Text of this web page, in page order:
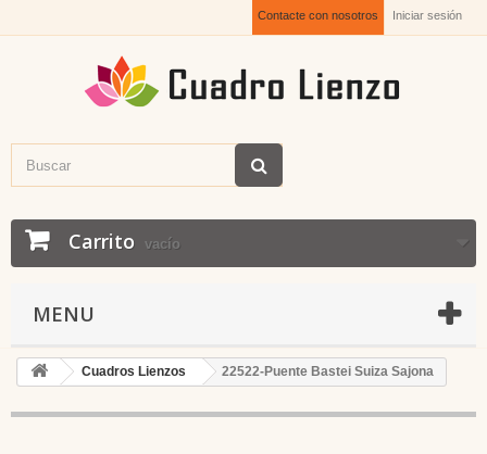
Iniciar sesión
Contacte con nosotros
Carrito vacío
MENU
Cuadros Lienzos 22522-Puente Bastei Suiza Sajona